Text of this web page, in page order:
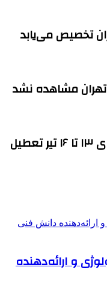
تهران مشاهده نشد
اتحادیه های صنفی تهران در روزهای ۱۳ تا ۱۶ تیر تعطیل
و ارائه‌دهنده